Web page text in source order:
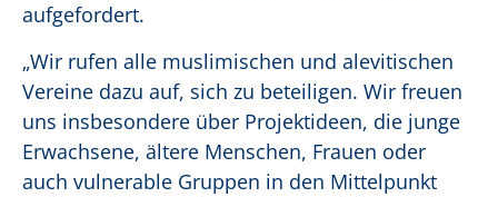
aufgefordert.
„Wir rufen alle muslimischen und alevitischen
Vereine dazu auf, sich zu beteiligen. Wir freuen
uns insbesondere über Projektideen, die junge
Erwachsene, ältere Menschen, Frauen oder
auch vulnerable Gruppen in den Mittelpunkt